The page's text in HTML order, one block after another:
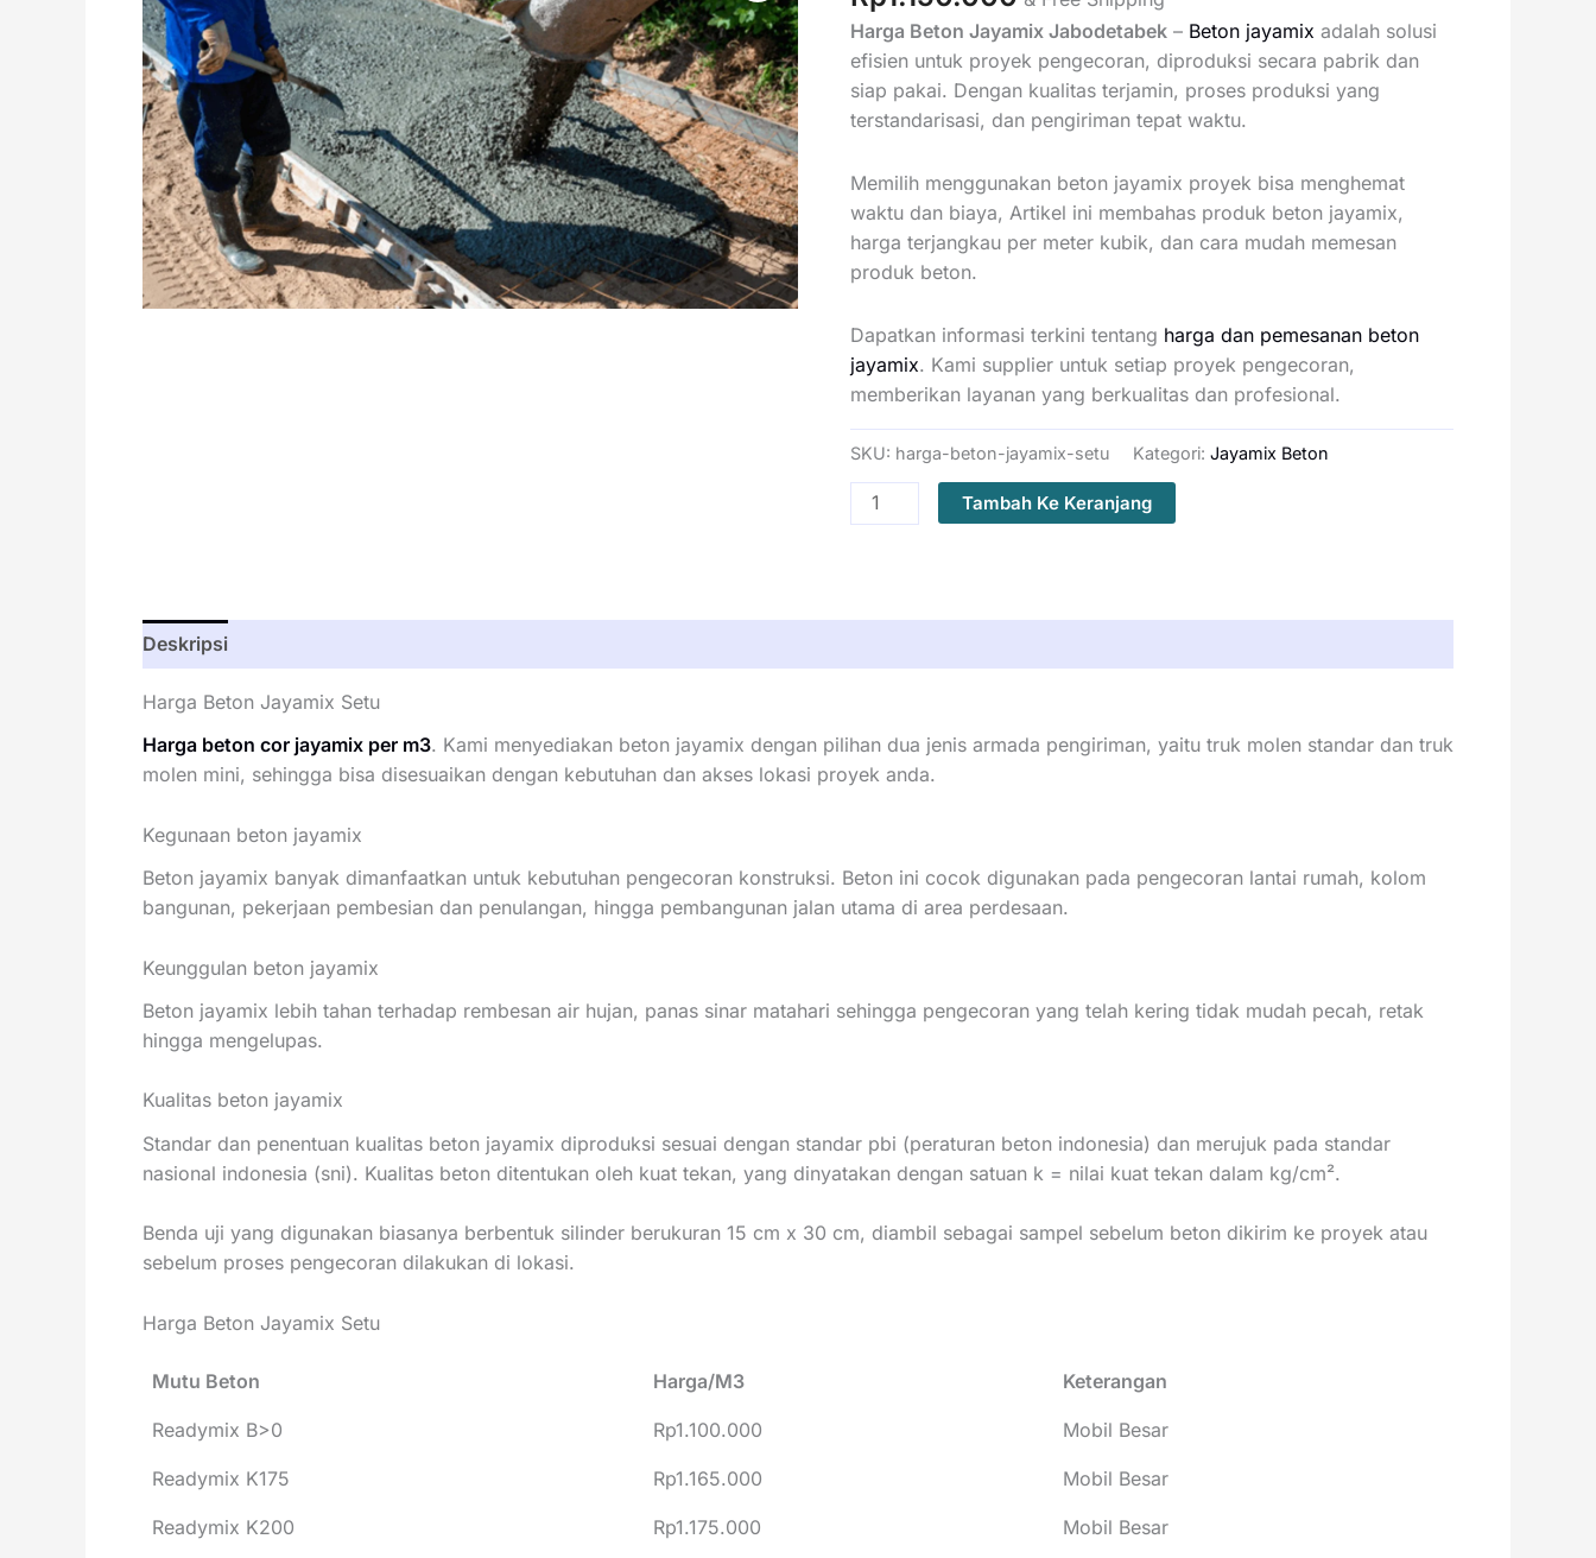
Harga Beton Jayamix Jabodetabek – Beton jayamix adalah solusi
efisien untuk proyek pengecoran, diproduksi secara pabrik dan
siap pakai. Dengan kualitas terjamin, proses produksi yang
terstandarisasi, dan pengiriman tepat waktu.
Memilih menggunakan beton jayamix proyek bisa menghemat
waktu dan biaya, Artikel ini membahas produk beton jayamix,
harga terjangkau per meter kubik, dan cara mudah memesan
produk beton.
Dapatkan informasi terkini tentang harga dan pemesanan beton
jayamix. Kami supplier untuk setiap proyek pengecoran,
memberikan layanan yang berkualitas dan profesional.
SKU: harga-beton-jayamix-setu Kategori:Jayamix Beton
Kuantitas
Harga
Tambah Ke Keranjang
Deskripsi
Harga Beton Jayamix Setu
Harga beton cor jayamix per m3. Kami menyediakan beton jayamix dengan pilihan dua jenis armada pengiriman, yaitu truk molen standar dan truk
molen mini, sehingga bisa disesuaikan dengan kebutuhan dan akses lokasi proyek anda.
Kegunaan beton jayamix
Beton jayamix banyak dimanfaatkan untuk kebutuhan pengecoran konstruksi. Beton ini cocok digunakan pada pengecoran lantai rumah, kolom
bangunan, pekerjaan pembesian dan penulangan, hingga pembangunan jalan utama di area perdesaan.
Keunggulan beton jayamix
Beton jayamix lebih tahan terhadap rembesan air hujan, panas sinar matahari sehingga pengecoran yang telah kering tidak mudah pecah, retak
hingga mengelupas.
Kualitas beton jayamix
Standar dan penentuan kualitas beton jayamix diproduksi sesuai dengan standar pbi (peraturan beton indonesia) dan merujuk pada standar
nasional indonesia (sni). Kualitas beton ditentukan oleh kuat tekan, yang dinyatakan dengan satuan k = nilai kuat tekan dalam kg/cm².
Benda uji yang digunakan biasanya berbentuk silinder berukuran 15 cm x 30 cm, diambil sebagai sampel sebelum beton dikirim ke proyek atau
sebelum proses pengecoran dilakukan di lokasi.
Harga Beton Jayamix Setu
Mutu Beton Harga/M3 Keterangan
Readymix B>0 Rp1.100.000 Mobil Besar
Readymix K175 Rp1.165.000 Mobil Besar
Readymix K200 Rp1.175.000 Mobil Besar